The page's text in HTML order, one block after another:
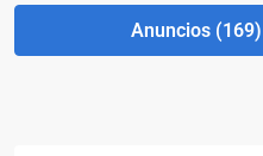
Anuncios (169)